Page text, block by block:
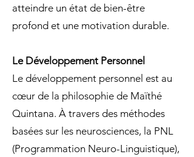
atteindre un état de bien-être
profond et une motivation durable.
Le Développement Personnel
Le développement personnel est au
cœur de la philosophie de Maïthé
Quintana. À travers des méthodes
basées sur les neurosciences, la PNL
(Programmation Neuro-Linguistique),